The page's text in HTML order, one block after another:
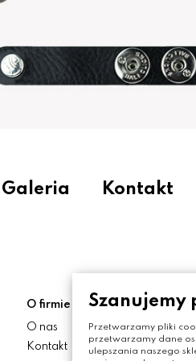
Galeria Kontakt
O firmie
O nas
Kontakt
Szanujemy
Przetwarzamy pliki
przetwarzamy dane
ulepszania naszego